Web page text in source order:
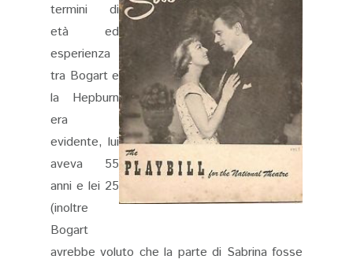
termini di
età ed
esperienza
tra Bogart e
la Hepburn
era
evidente, lui
aveva 55
anni e lei 25
(inoltre
Bogart
avrebbe voluto che la parte di Sabrina fosse